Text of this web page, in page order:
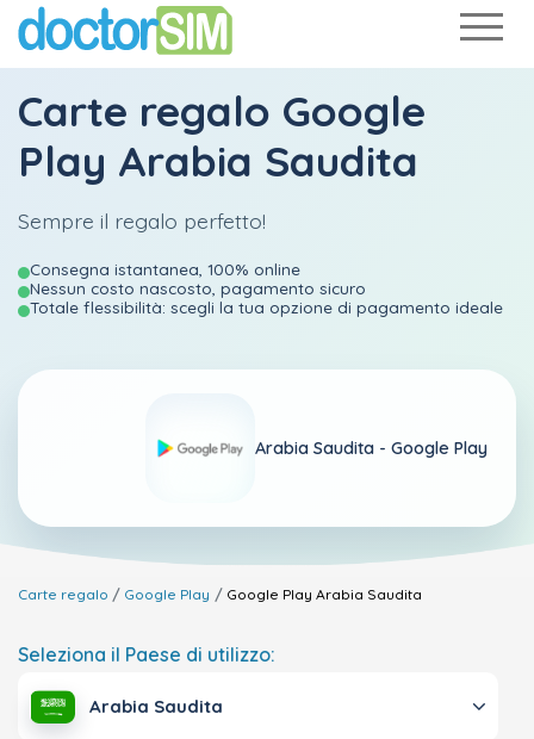
Carte regalo Google
Play Arabia Saudita
Sempre il regalo perfetto!
Consegna istantanea, 100% online
Nessun costo nascosto, pagamento sicuro
Totale flessibilità: scegli la tua opzione di pagamento ideale
Arabia Saudita - Google Play
Carte regalo Google Play Google Play Arabia Saudita
Seleziona il Paese di utilizzo:
Arabia Saudita